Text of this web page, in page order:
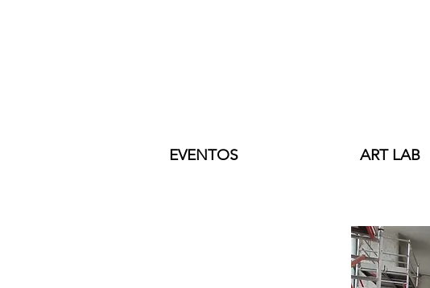
EVENTOS ART LAB